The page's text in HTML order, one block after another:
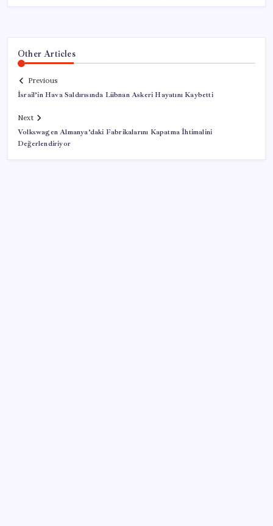
Other Articles
Previous
İsrail’in Hava Saldırısında Lübnan Askeri Hayatını Kaybetti
Next
Volkswagen Almanya’daki Fabrikalarını Kapatma İhtimalini
Değerlendiriyor